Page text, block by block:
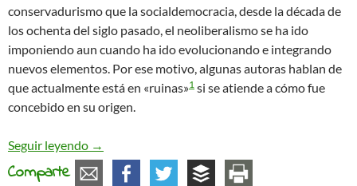
conservadurismo que la socialdemocracia, desde la década de
los ochenta del siglo pasado, el neoliberalismo se ha ido
imponiendo aun cuando ha ido evolucionando e integrando
nuevos elementos. Por ese motivo, algunas autoras hablan de
que actualmente está en «ruinas»1 si se atiende a cómo fue
concebido en su origen.
Seguir leyendo Neoliberalismo y políticas autoritarias (I)
→
Comparte